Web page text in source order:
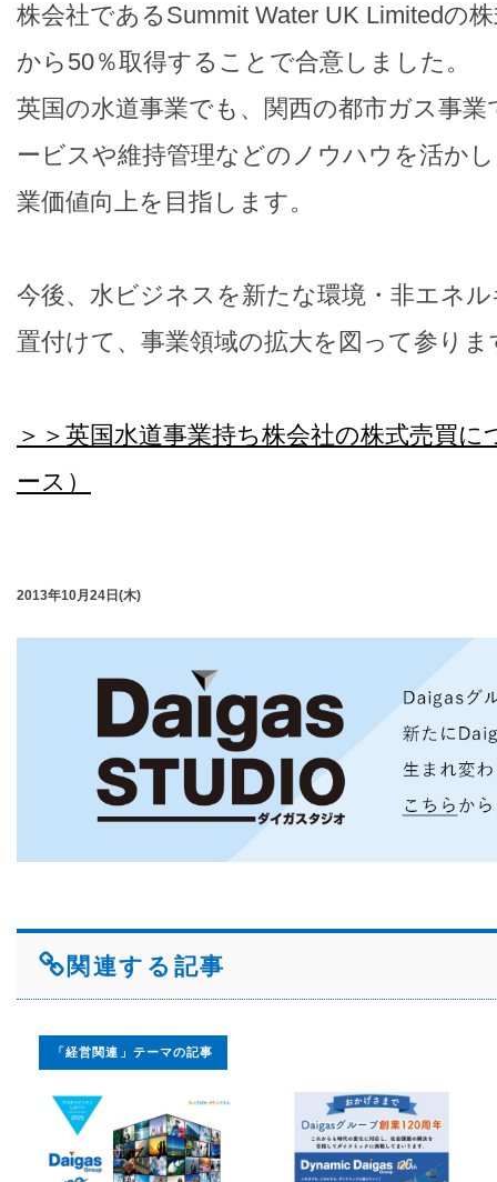
株会社であるSummit Water UK Limitedの
から50％取得することで合意しました。
英国の水道事業でも、関西の都市ガス事
ービスや維持管理などのノウハウを活か
業価値向上を目指します。
今後、水ビジネスを新たな環境・非エネ
置付けて、事業領域の拡大を図って参りま
＞＞英国水道事業持ち株会社の株式売買
ース）
2013年10月24日(木)
関連する記事
「経営関連」テーマの記事